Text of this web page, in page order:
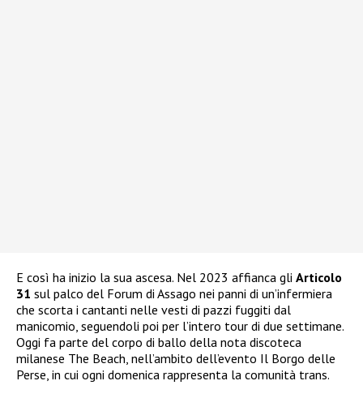
E così ha inizio la sua ascesa. Nel 2023 affianca gli Articolo
31 sul palco del Forum di Assago nei panni di un’infermiera
che scorta i cantanti nelle vesti di pazzi fuggiti dal
manicomio, seguendoli poi per l’intero tour di due settimane.
Oggi fa parte del corpo di ballo della nota discoteca
milanese The Beach, nell’ambito dell’evento Il Borgo delle
Perse, in cui ogni domenica rappresenta la comunità trans.